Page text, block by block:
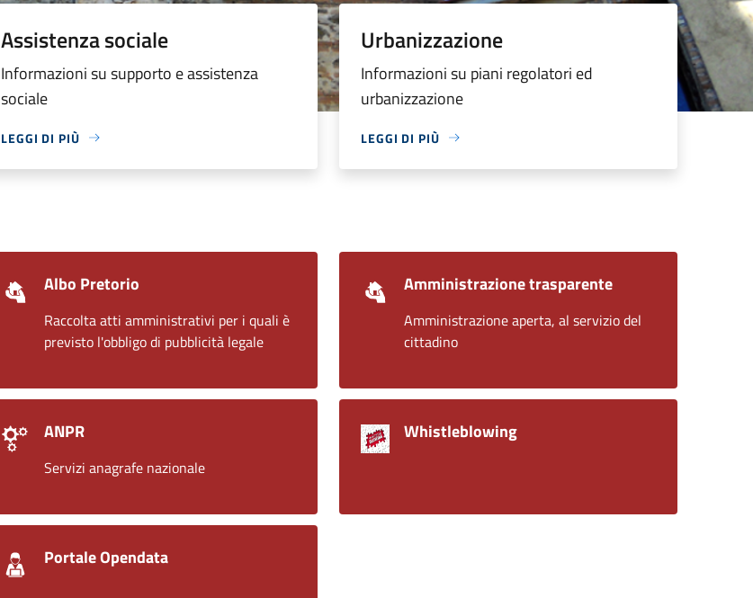
Assistenza sociale
Informazioni su supporto e assistenza
sociale
LEGGI DI PIÙ
Urbanizzazione
Informazioni su piani regolatori ed
urbanizzazione
LEGGI DI PIÙ
Albo Pretorio
Raccolta atti amministrativi per i quali è
previsto l'obbligo di pubblicità legale
Amministrazione trasparente
Amministrazione aperta, al servizio del
cittadino
ANPR
Servizi anagrafe nazionale
Whistleblowing
Portale Opendata